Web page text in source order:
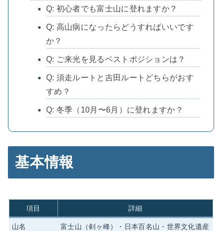
Q: 初心者でも富士山に登れますか？
Q: 高山病になったらどうすればいいです
か？
Q: ご来光を見るベストポジションは？
Q: 須走ルートと吉田ルートどちらがおす
すめ？
Q: 冬季（10月〜6月）に登れますか？
基本情報
項目 詳細
山名 富士山（剣ヶ峰）・日本百名山・世界文化遺産